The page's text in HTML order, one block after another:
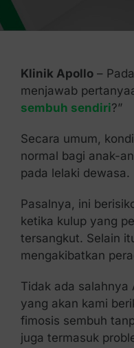
Klinik Apollo–
menjawab
sembuh sendiri?”
Secara umum,
normal bagi anak-
pada lelaki dewasa.
Pasalnya, ini
ketika kulup yang
tersangkut. Selain
mengakibatkan
Tidak ada salahnya
yang akan kami
fimosis sembuh
juga termasuk